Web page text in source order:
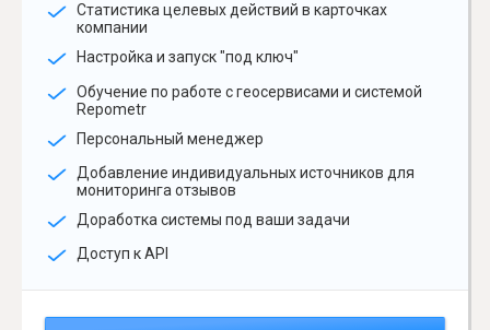
Статистика целевых действий в карточках
компании
Настройка и запуск "под ключ"
Обучение по работе с геосервисами и системой
Repometr
Персональный менеджер
Добавление индивидуальных источников для
мониторинга отзывов
Доработка системы под ваши задачи
Доступ к API